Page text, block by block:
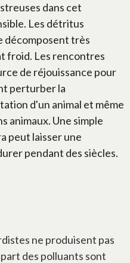
dans cet
Les détritus
décomposent très
froid. Les rencontres
de réjouissance pour
perturber la
d'un animal et même
animaux. Une simple
peut laisser une
pendant des siècles.
ne produisent pas
des polluants sont